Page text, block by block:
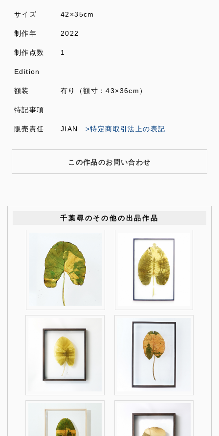
サイズ 42×35cm
制作年 2022
制作点数 1
Edition
額装 有り（額寸：43×36cm）
特記事項
販売責任 JIAN >特定商取引法上の表記
この作品のお問い合わせ
千葉尋のその他の出品作品